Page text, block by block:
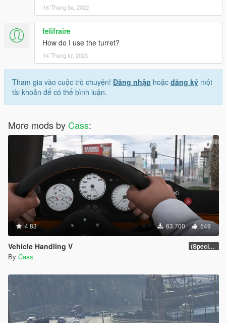
16 Tháng ba, 2022
felifraire
How do I use the turret?
14 Tháng tư, 2023
Tham gia vào cuộc trò chuyện! Đăng nhập hoặc đăng ký một
tài khoản để có thể bình luận.
More mods by Cass:
4.83 63.700 549
Vehicle Handling V (Special Vehicle Circuit DLC)
By Cass